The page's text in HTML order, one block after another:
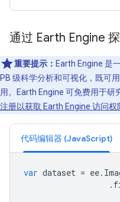
通过 Earth Engine
重要提示： Earth Engine 是
PB 级科学分析和可视化，既可
用。Earth Engine 可免费用于
注册以获取 Earth Engine 访问权
代码编辑器 (JavaScript)
var dataset = ee.
.